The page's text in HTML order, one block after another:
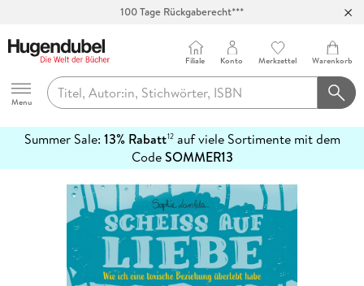
100 Tage Rückgaberecht***
Hugendubel
Menu
Filiale Konto Merkzettel Warenkorb
Summer Sale: 13% Rabatt12auf viele Sortimente mit dem
CodeSOMMER13
erfahren